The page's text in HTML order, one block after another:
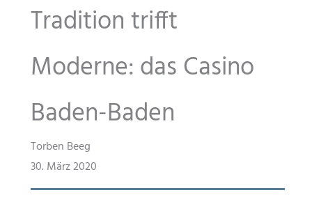
Tradition trifft
Moderne: das Casino
Baden-Baden
Torben Beeg
30. März 2020